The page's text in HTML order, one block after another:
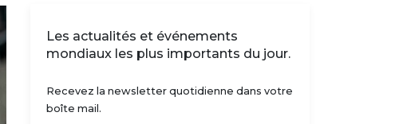
Les actualités et événements
mondiaux les plus importants du jour.
Recevez la newsletter quotidienne dans votre
boîte mail.